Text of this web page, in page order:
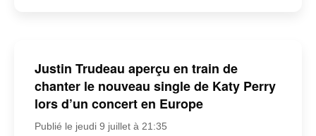
Justin Trudeau aperçu en train de
chanter le nouveau single de Katy Perry
lors d’un concert en Europe
Publié le jeudi 9 juillet à 21:35